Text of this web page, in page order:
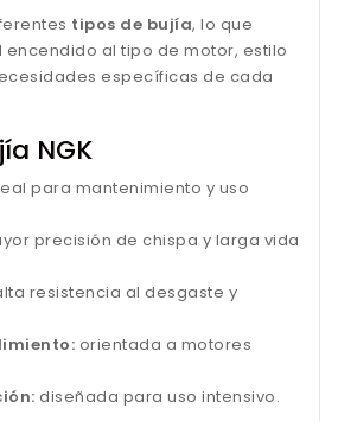
tipos de bujía, lo que
al tipo de motor, estilo
específicas de cada
NGK
para mantenimiento y uso
precisión de chispa y larga vida
resistencia al desgaste y
orientada a motores
diseñada para uso intensivo.